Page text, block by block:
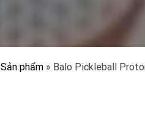
Sản phẩm » Balo Pickleball